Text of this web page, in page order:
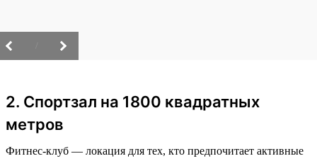
2. Спортзал на 1800 квадратных
метров
Фитнес-клуб — локация для тех, кто предпочитает активные